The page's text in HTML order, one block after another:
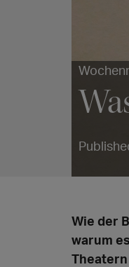
Wie der
warum